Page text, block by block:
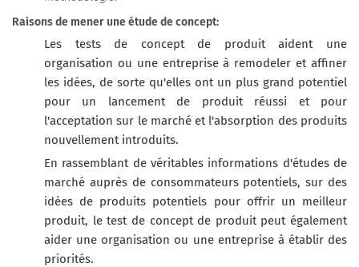
Raisons de mener une étude de concept:
Les tests de concept de produit aident une
organisation ou une entreprise à remodeler et affiner
les idées, de sorte qu'elles ont un plus grand potentiel
pour un lancement de produit réussi et pour
l'acceptation sur le marché et l'absorption des produits
nouvellement introduits.
En rassemblant de véritables informations d'études de
marché auprès de consommateurs potentiels, sur des
idées de produits potentiels pour offrir un meilleur
produit, le test de concept de produit peut également
aider une organisation ou une entreprise à établir des
priorités.